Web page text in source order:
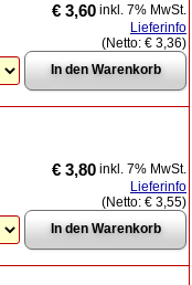
€ 3,60 inkl. 7% MwSt.
Lieferinfo
(Netto: € 3,36)
€ 3,80 inkl. 7% MwSt.
Lieferinfo
(Netto: € 3,55)